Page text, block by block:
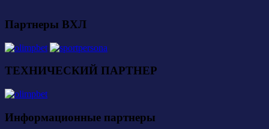
Партнеры ВХЛ
ТЕХНИЧЕСКИЙ ПАРТНЕР
Информационные партнеры